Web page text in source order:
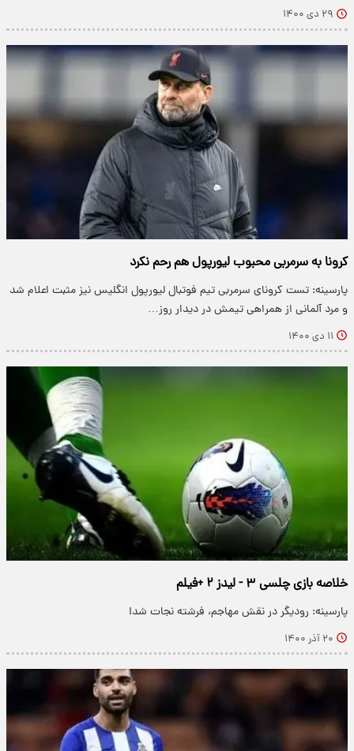
۲۹ دی ۱۴۰۰
کرونا به سرمربی محبوب لیورپول هم رحم نکرد
پارسینه: تست کرونای سرمربی تیم فوتبال لیورپول انگلیس نیز مثبت اعلام شد
و مرد آلمانی از همراهی تیمش در دیدار روز…
۱۱ دی ۱۴۰۰
خلاصه بازی چلسی ۳ - لیدز ۲ +فیلم
پارسینه: رودیگر در نقش مهاجم، فرشته نجات شد!
۲۰ آذر ۱۴۰۰